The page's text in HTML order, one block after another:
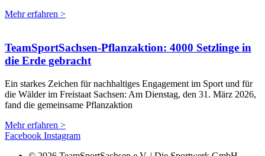
Mehr erfahren >
TeamSportSachsen-Pflanzaktion: 4000 Setzlinge in
die Erde gebracht
Ein starkes Zeichen für nachhaltiges Engagement im Sport und für
die Wälder im Freistaat Sachsen: Am Dienstag, den 31. März 2026,
fand die gemeinsame Pflanzaktion
Mehr erfahren >
Facebook Instagram